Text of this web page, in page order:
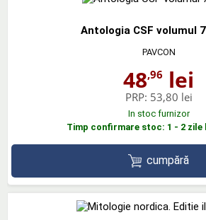
Antologia CSF volumul
PAVCON
48,96 lei
PRP: 53,80 lei
In stoc furnizor
Timp confirmare stoc: 1 - 2
cumpără